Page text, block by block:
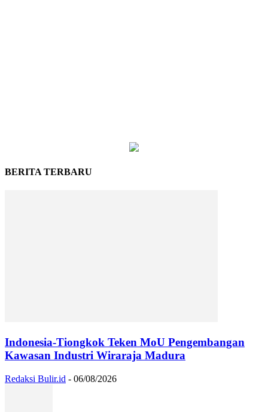
BERITA TERBARU
Indonesia-Tiongkok Teken MoU Pengembangan
Kawasan Industri Wiraraja Madura
Redaksi Bulir.id - 06/08/2026